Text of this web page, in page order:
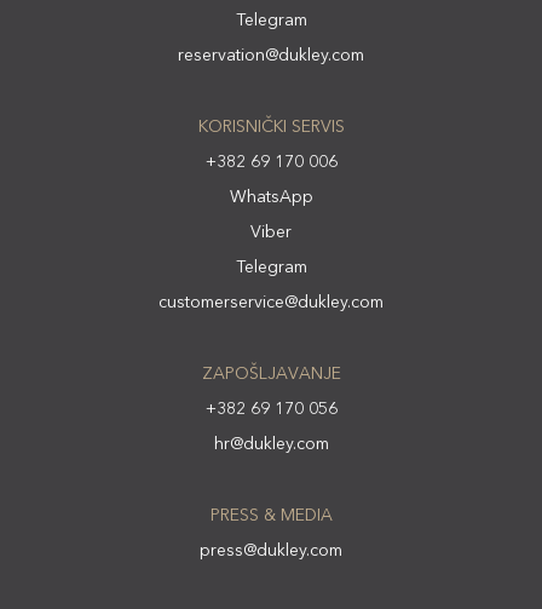
Telegram
reservation@dukley.com
KORISNIČKI SERVIS
+382 69 170 006
WhatsApp
Viber
Telegram
customerservice@dukley.com
ZAPOŠLJAVANJE
+382 69 170 056
hr@dukley.com
PRESS & MEDIA
press@dukley.com